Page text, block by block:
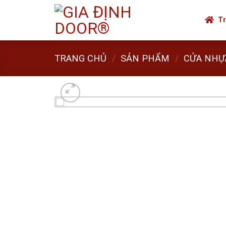
TRANG CHỦ / SẢN PHẨM / CỬA